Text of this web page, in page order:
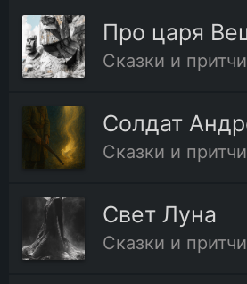
Про царя
Сказки и притчи
Солдат
Сказки и притчи
Свет Луна
Сказки и притчи